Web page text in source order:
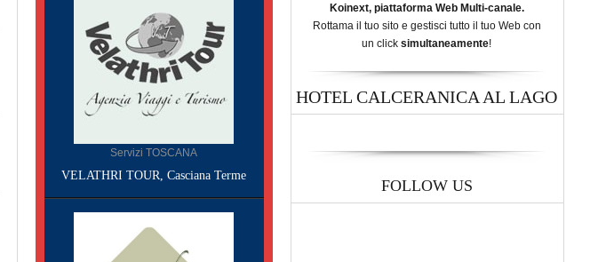
Servizi TOSCANA
VELATHRI TOUR, Casciana Terme
Koinext, piattaforma Web Multi-canale.
Rottama il tuo sito e gestisci tutto il tuo Web con
un click simultaneamente!
HOTEL CALCERANICA AL LAGO
FOLLOW US